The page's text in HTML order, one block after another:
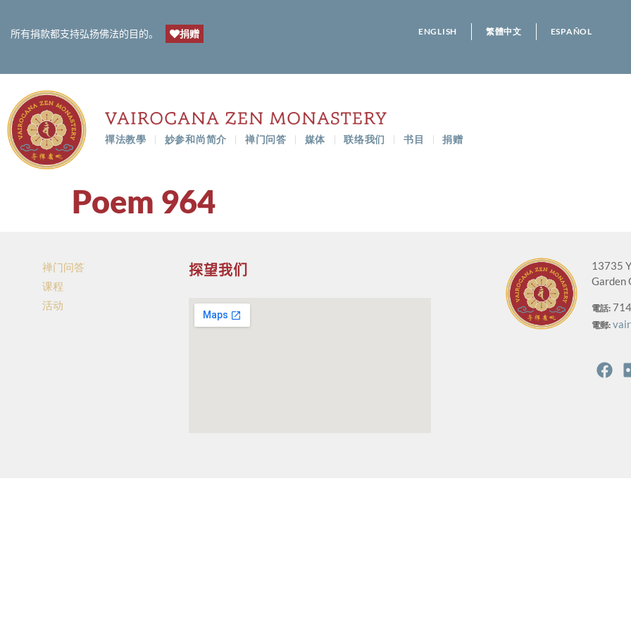
所有捐款都支持弘扬佛法的目的。 捐赠 ENGLISH 繁體中文 ESPAÑOL
禪法教學 妙参和尚简介 禅门问答 媒体 联络我们 书目 捐赠
Poem 964
禅门问答
课程
活动
探望我们
13735
Garden
電話:
電郵: